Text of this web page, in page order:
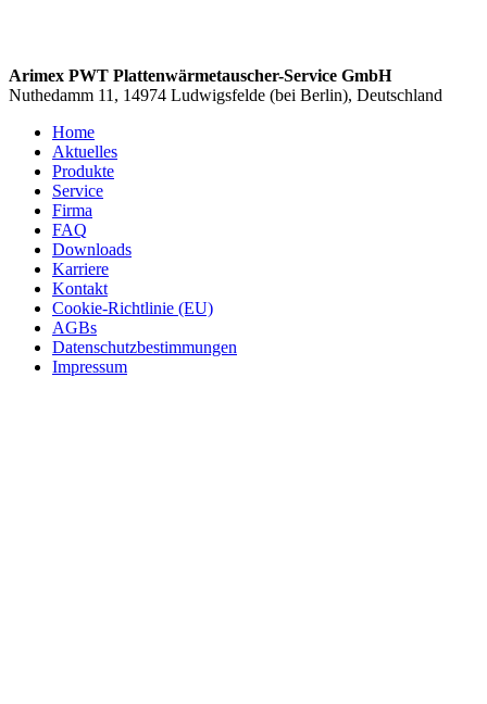
Arimex PWT Plattenwärmetauscher-Service GmbH
Nuthedamm 11, 14974 Ludwigsfelde (bei Berlin), Deutschland
Home
Aktuelles
Produkte
Service
Firma
FAQ
Downloads
Karriere
Kontakt
Cookie-Richtlinie (EU)
AGBs
Datenschutzbestimmungen
Impressum